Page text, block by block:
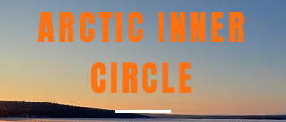
ARCTIC INNER
CIRCLE